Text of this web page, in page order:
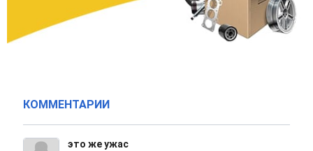
КОММЕНТАРИИ
это же ужас